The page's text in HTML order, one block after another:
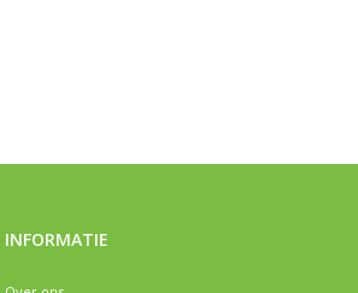
INFORMATIE